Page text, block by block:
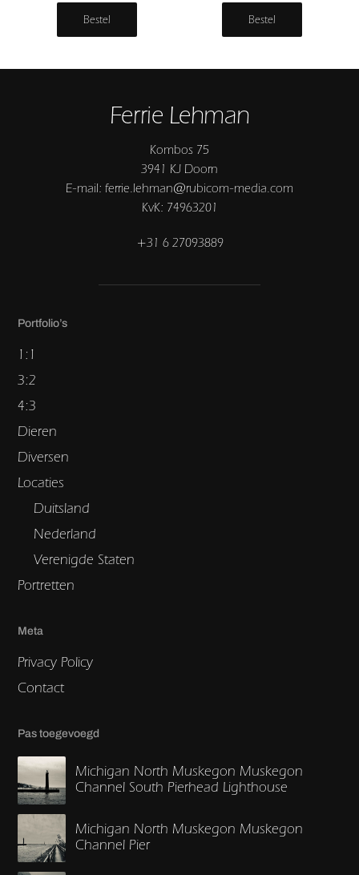
Bestel Bestel
Ferrie Lehman
Kombos 75
3941 KJ Doorn
E-mail: ferrie.lehman@rubicom-media.com
KvK: 74963201
+31 6 27093889
Portfolio’s
1:1
3:2
4:3
Dieren
Diversen
Locaties
Duitsland
Nederland
Verenigde Staten
Portretten
Meta
Privacy Policy
Contact
Pas toegevoegd
Michigan North Muskegon Muskegon
Channel South Pierhead Lighthouse
Michigan North Muskegon Muskegon
Channel Pier